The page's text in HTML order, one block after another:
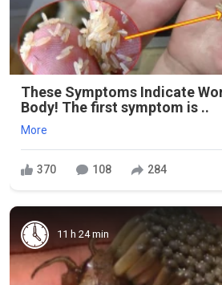
These Symptoms Indicate
Body! The first symptom is ..
More
370 108 284
11 h 24 min